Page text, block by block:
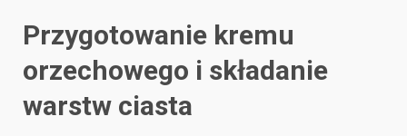
Przygotowanie kremu
orzechowego i składanie
warstw ciasta